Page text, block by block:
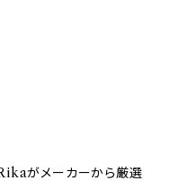
がメーカーから厳選